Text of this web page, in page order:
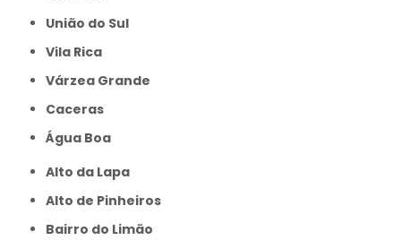
União do Sul
Vila Rica
Várzea Grande
caceras
Água Boa
Alto da Lapa
Alto de Pinheiros
Bairro do Limão